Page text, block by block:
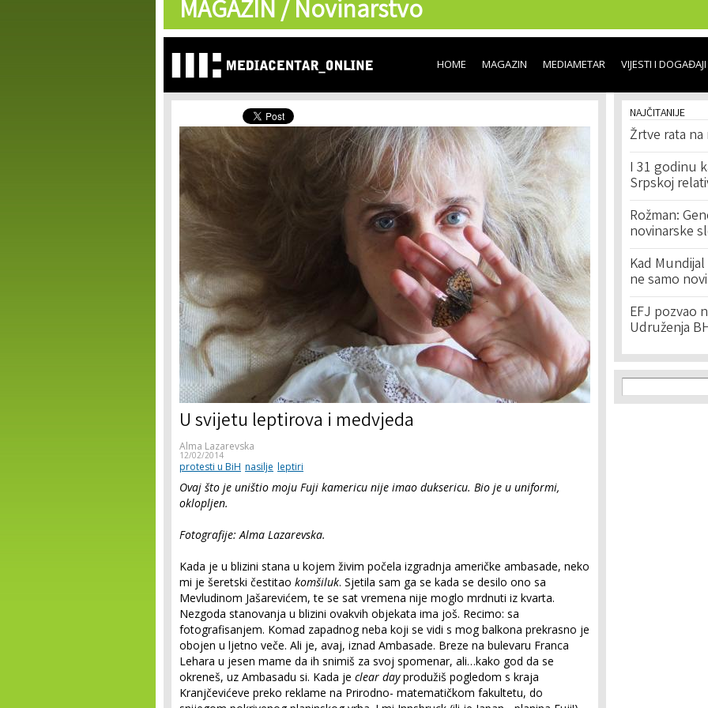
content
MAGAZIN /Novinarstvo
HOME MAGAZIN MEDIAMETAR VIJESTI I DOGAĐAJI
U svijetu leptirova i medvjeda
Alma Lazarevska
12/02/2014
protesti u BiH nasilje leptiri
Ovaj što je uništio moju Fuji kamericu nije imao duksericu. Bio je u uniformi,
oklopljen.
Fotografije: Alma Lazarevska.
Kada je u blizini stana u kojem živim počela izgradnja američke ambasade, neko
mi je šeretski čestitao komšiluk. Sjetila sam ga se kada se desilo ono sa
Mevludinom Jašarevićem, te se sat vremena nije moglo mrdnuti iz kvarta.
Nezgoda stanovanja u blizini ovakvih objekata ima još. Recimo: sa
fotografisanjem. Komad zapadnog neba koji se vidi s mog balkona prekrasno je
obojen u ljetno veče. Ali je, avaj, iznad Ambasade. Breze na bulevaru Franca
Lehara u jesen mame da ih snimiš za svoj spomenar, ali…kako god da se
okreneš, uz Ambasadu si. Kada je clear dayprodužiš pogledom s kraja
Kranjčevićeve preko reklame na Prirodno- matematičkom fakultetu, do
NAJČITANIJE
Žrtve rata
I 31 godinu
Srpskoj
Rožman:
novinarske
Kad
ne samo
EFJ pozvao
Udruženja
Search
Search